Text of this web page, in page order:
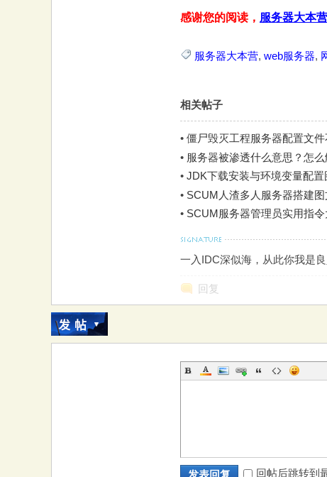
感谢您的阅读， 服务器大本
服务器大本营, web服务器,
相关帖子
• 僵尸毁灭工程服务器配置文件
• 服务器被渗透什么意思？怎么
• JDK下载安装与环境变量配
• SCUM人渣多人服务器搭建
• SCUM服务器管理员实用指
一入IDC深似海，从此你我是良
回复
发表回复 回帖后跳转到